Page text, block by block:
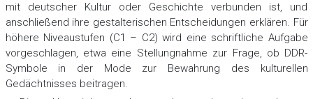
mit deutscher Kultur oder Geschichte verbunden ist, und
anschließend ihre gestalterischen Entscheidungen erklären. Für
höhere Niveaustufen (C1 – C2) wird eine schriftliche Aufgabe
vorgeschlagen, etwa eine Stellungnahme zur Frage, ob DDR-
Symbole in der Mode zur Bewahrung des kulturellen
Gedächtnisses beitragen.